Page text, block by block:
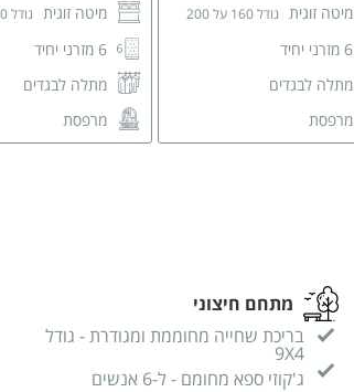
מיטה זוגית גודל 160 על 200
6 מזרני יחיד
מתלה לבגדים
מרפסת
מיטה זוגית גודל 160 על 200
6 מזרני יחיד
מתלה לבגדים
מרפסת
מתחם חיצוני
בריכת שחייה מחוממת ומגודרת - גודל
9X4
ג'קוזי ספא מחומם - ל-6 אנשים